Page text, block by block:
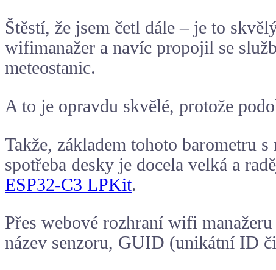
Štěstí, že jsem četl dále – je to
wifimanažer a navíc propojil se
meteostanic.
A to je opravdu skvělé, protože
Takže, základem tohoto barometru
spotřeba desky je docela velká a
ESP32-C3 LPKit.
Přes webové rozhraní wifi
název senzoru, GUID (unikátní ID